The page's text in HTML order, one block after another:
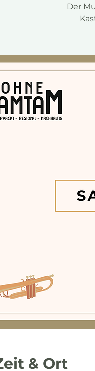
Der
& Ort